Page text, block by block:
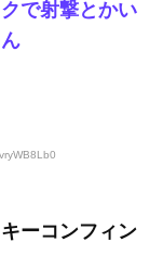
で射撃とかい
ーコンフィン